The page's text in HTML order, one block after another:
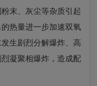
末、灰尘等杂质引起
热量进一步加速双氧
生剧烈分解爆炸、高
凝聚相爆炸，造成配